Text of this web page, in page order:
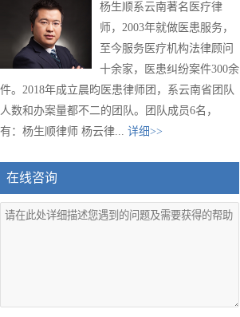
杨生顺系云南著名医疗律
师，2003年就做医患服务，
至今服务医疗机构法律顾问
十余家，医患纠纷案件300余
件。2018年成立晨昀医患律师团，系云南省团队
人数和办案量都不二的团队。团队成员6名，
有：杨生顺律师 杨云律... 详细>>
在线咨询